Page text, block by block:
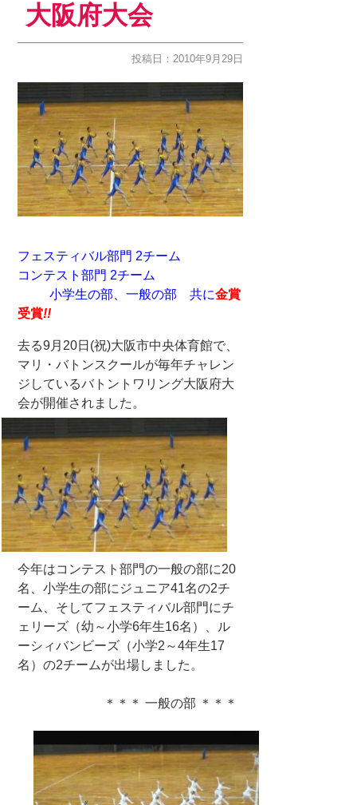
大阪府大会
投稿日：2010年9月29日
フェスティバル部門 2チーム
コンテスト部門 2チーム
小学生の部、一般の部 共に金賞
受賞!!
去る9月20日(祝)大阪市中央体育館で、
マリ・バトンスクールが毎年チャレン
ジしているバトントワリング大阪府大
会が開催されました。
今年はコンテスト部門の一般の部に20
名、小学生の部にジュニア41名の2チ
ーム、そしてフェスティバル部門にチ
ェリーズ（幼～小学6年生16名）、ル
ーシィバンビーズ（小学2～4年生17
名）の2チームが出場しました。
＊＊＊ 一般の部 ＊＊＊